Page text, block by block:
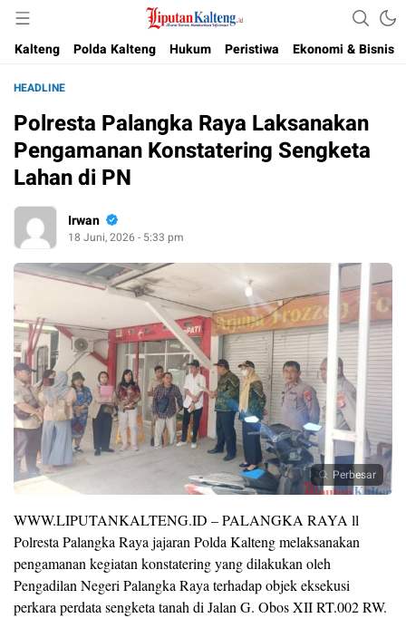
Liputan Kalteng
Akurat, Terpercaya & Independent
Kalteng
Polda Kalteng Hukum Peristiwa Ekonomi & Bisnis
HEADLINE
Polresta Palangka Raya Laksanakan
Pengamanan Konstatering Sengketa
Lahan di PN
Irwan
18 Juni, 2026 - 5:33 pm
Perbesar
WWW.LIPUTANKALTENG.ID – PALANGKA RAYA ll
Polresta Palangka Raya jajaran Polda Kalteng melaksanakan
pengamanan kegiatan konstatering yang dilakukan oleh
Pengadilan Negeri Palangka Raya terhadap objek eksekusi
perkara perdata sengketa tanah di Jalan G. Obos XII RT.002 RW.